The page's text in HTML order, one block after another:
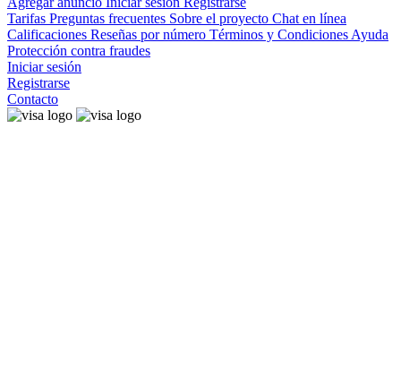
Tarifas Preguntas frecuentes Sobre el proyecto Chat en línea
Calificaciones Reseñas por número Términos y Condiciones Ayuda
Protección contra fraudes
Iniciar sesión
Registrarse
Contacto